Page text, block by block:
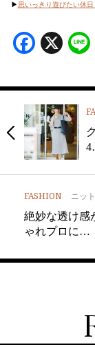
▶ 思いっきり遊びたい休
X
FASHION ニッ
絶妙な透け感
ゃれプロに…